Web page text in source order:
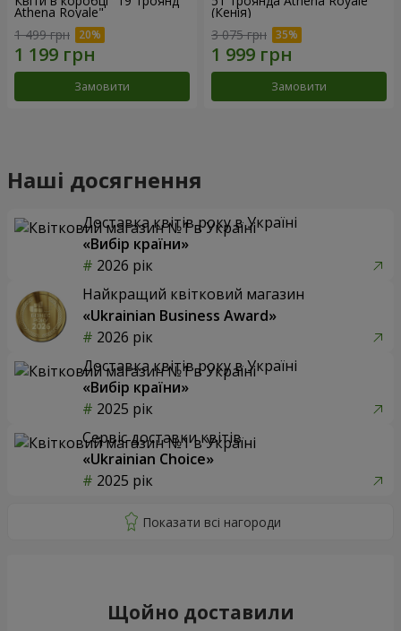
Athena Royale"
1 499 грн
Замовити
(Кенія)
3 075 грн
Замовити
Наші досягнення
Доставка квітів року в Україні
«Вибір країни»
2026 рік
Найкращий квітковий магазин
«Ukrainian Business Award»
2026 рік
Доставка квітів року в Україні
«Вибір країни»
2025 рік
Сервіс доставки квітів
«Ukrainian Choice»
2025 рік
Щойно доставили